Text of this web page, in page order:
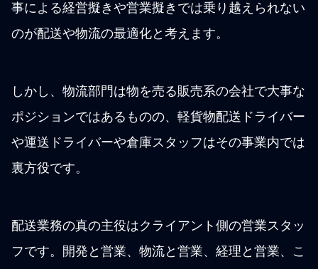
事による経営擬きや営業擬きでは乗り越えられない
のが配送や物流の最適化と考えます。
しかし、物流部門は物を売る販売系の会社で大事な
ポジションではあるものの、軽貨物配送ドライバー
や運送ドライバーや倉庫スタッフはその事業内では
裏方役です。
配送業務の真の主役はクライアント側の営業スタッ
フです。開発と営業、物流と営業、経理と営業、こ